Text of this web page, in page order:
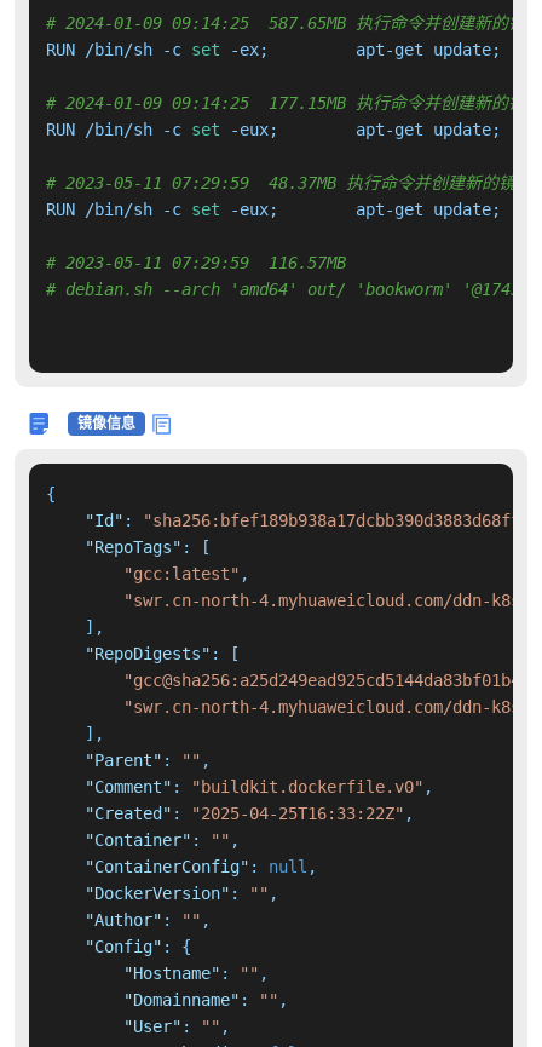
# 2024-01-09 09:14:25  587.65MB 执行命令并创建新的镜
RUN /bin/sh -c set
# 2024-01-09 09:14:25  177.15MB 执行命令并创建新的镜
RUN /bin/sh -c set
# 2023-05-11 07:29:59  48.37MB 执行命令并创建新的镜像
RUN /bin/sh -c set
# 2023-05-11 07:29:59  116.57MB
# debian.sh --arch 'amd64' out/ 'bookworm'
镜像信息
{
"Id" :
"RepoTags" :
[
"gcc:latest" ,
"swr.cn-north-4.myhuaweicloud.com/ddn-
] ,
"RepoDigests" :
[
"swr.cn-north-4.myhuaweicloud.com/ddn-k8s/
] ,
"Parent" : "" ,
"Comment" : "buildkit.dockerfile.v0" ,
"Created" : "2025-04-25T16:33:22Z" ,
"Container" : "" ,
"ContainerConfig" : null ,
"DockerVersion" : "" ,
"Author" : "" ,
"Config" :
{
"Hostname" : "" ,
"Domainname" : "" ,
"User" : "" ,